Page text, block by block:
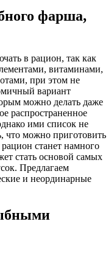
фарша,
в рацион, так как
витаминами,
при этом не
вариант
можно делать даже
распространенное
ими список не
что можно приготовить
станет намного
стать основой самых
Предлагаем
и неординарные